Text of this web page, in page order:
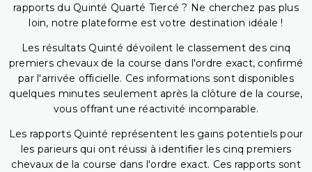
rapports du Quinté Quarté Tiercé ? Ne cherchez pas plus
loin, notre plateforme est votre destination idéale !
Les résultats Quinté dévoilent le classement des cinq
premiers chevaux de la course dans l'ordre exact, confirmé
par l'arrivée officielle. Ces informations sont disponibles
quelques minutes seulement après la clôture de la course,
vous offrant une réactivité incomparable.
Les rapports Quinté représentent les gains potentiels pour
les parieurs qui ont réussi à identifier les cinq premiers
chevaux de la course dans l'ordre exact. Ces rapports sont